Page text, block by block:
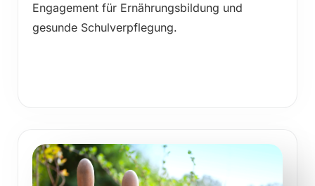
Engagement für Ernährungsbildung und
gesunde Schulverpflegung.